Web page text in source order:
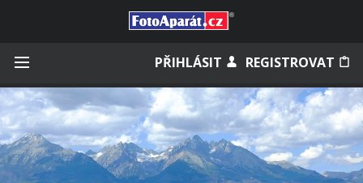
PŘIHLÁSIT REGISTROVAT
Zapamatovat